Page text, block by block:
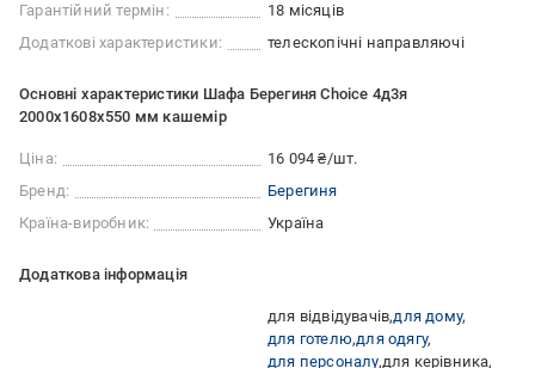
Гарантійний термін:
18 місяців
Додаткові характеристики:
телескопічні направляючі
Основні характеристики Шафа Берегиня Choice 4д3я
2000х1608х550 мм кашемір
Ціна:
16 094 ₴/шт.
Бренд:
Берегиня
Країна-виробник:
Україна
Додаткова інформація
для відвідувачів для дому
для готелю для одягу
для персоналу для керівника